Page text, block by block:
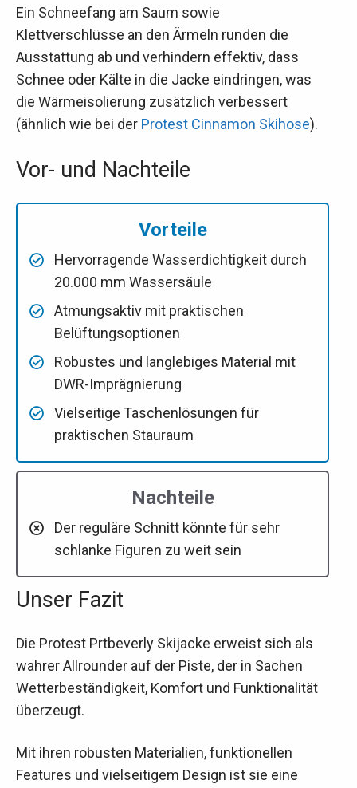
Ein Schneefang am Saum sowie
Klettverschlüsse an den Ärmeln runden die
Ausstattung ab und verhindern effektiv, dass
Schnee oder Kälte in die Jacke eindringen, was
die Wärmeisolierung zusätzlich verbessert
(ähnlich wie bei der Protest Cinnamon Skihose).
Vor- und Nachteile
Vorteile
Hervorragende Wasserdichtigkeit durch
20.000 mm Wassersäule
Atmungsaktiv mit praktischen
Belüftungsoptionen
Robustes und langlebiges Material mit
DWR-Imprägnierung
Vielseitige Taschenlösungen für
praktischen Stauraum
Nachteile
Der reguläre Schnitt könnte für sehr
schlanke Figuren zu weit sein
Unser Fazit
Die Protest Prtbeverly Skijacke erweist sich als
wahrer Allrounder auf der Piste, der in Sachen
Wetterbeständigkeit, Komfort und Funktionalität
überzeugt.
Mit ihren robusten Materialien, funktionellen
Features und vielseitigem Design ist sie eine